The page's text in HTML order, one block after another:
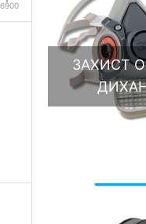
ЗАХИСТ